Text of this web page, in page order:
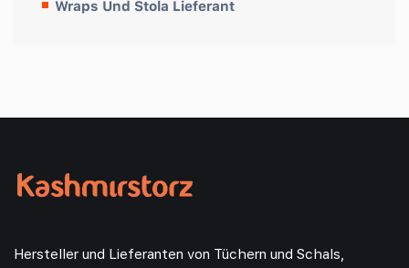
Wraps Und Stola Lieferant
Hersteller und Lieferanten von Tüchern und Schals,